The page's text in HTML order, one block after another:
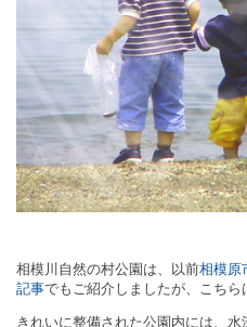
相模川自然の村公園は、以前相模原
記事でもご紹介しましたが、こちら
きれいに整備された公園内には、